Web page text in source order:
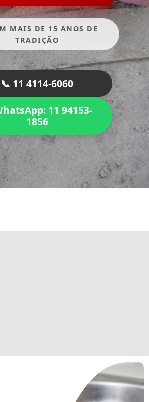
MAIS DE 15 ANOS DE
TRADIÇÃO
📞 11 4114-6060
11 94153-
1856